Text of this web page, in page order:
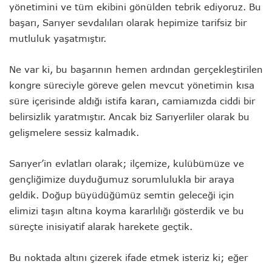
yönetimini ve tüm ekibini gönülden tebrik ediyoruz. Bu
başarı, Sarıyer sevdalıları olarak hepimize tarifsiz bir
mutluluk yaşatmıştır.
Ne var ki, bu başarının hemen ardından gerçekleştirilen
kongre süreciyle göreve gelen mevcut yönetimin kısa
süre içerisinde aldığı istifa kararı, camiamızda ciddi bir
belirsizlik yaratmıştır. Ancak biz Sarıyerliler olarak bu
gelişmelere sessiz kalmadık.
Sarıyer’in evlatları olarak; ilçemize, kulübümüze ve
gençliğimize duyduğumuz sorumlulukla bir araya
geldik. Doğup büyüdüğümüz semtin geleceği için
elimizi taşın altına koyma kararlılığı gösterdik ve bu
süreçte inisiyatif alarak harekete geçtik.
Bu noktada altını çizerek ifade etmek isteriz ki; eğer